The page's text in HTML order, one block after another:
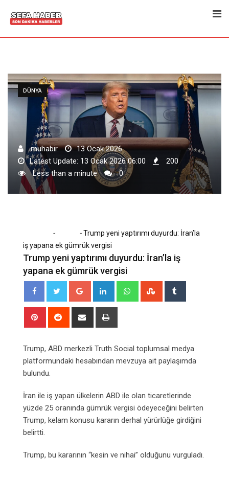
DÜNYA
muhabir
13 Ocak 2026
Latest Update: 13 Ocak 2026 06:00
200
Less than a minute
0
- -Trump yeni yaptırımı duyurdu: İran’la
iş yapana ek gümrük vergisi
Trump yeni yaptırımı duyurdu: İran’la iş
yapana ek gümrük vergisi
Google+ LinkedIn WhatsappStumbleUpon
Pinterest Reddit
Share
Trump, ABD merkezli Truth Social toplumsal medya
platformundaki hesabından mevzuya ait paylaşımda
bulundu.
İran ile iş yapan ülkelerin ABD ile olan ticaretlerinde
yüzde 25 oranında gümrük vergisi ödeyeceğini belirten
Trump, kelam konusu kararın derhal yürürlüğe girdiğini
belirtti.
Trump, bu kararının “kesin ve nihai” olduğunu vurguladı.